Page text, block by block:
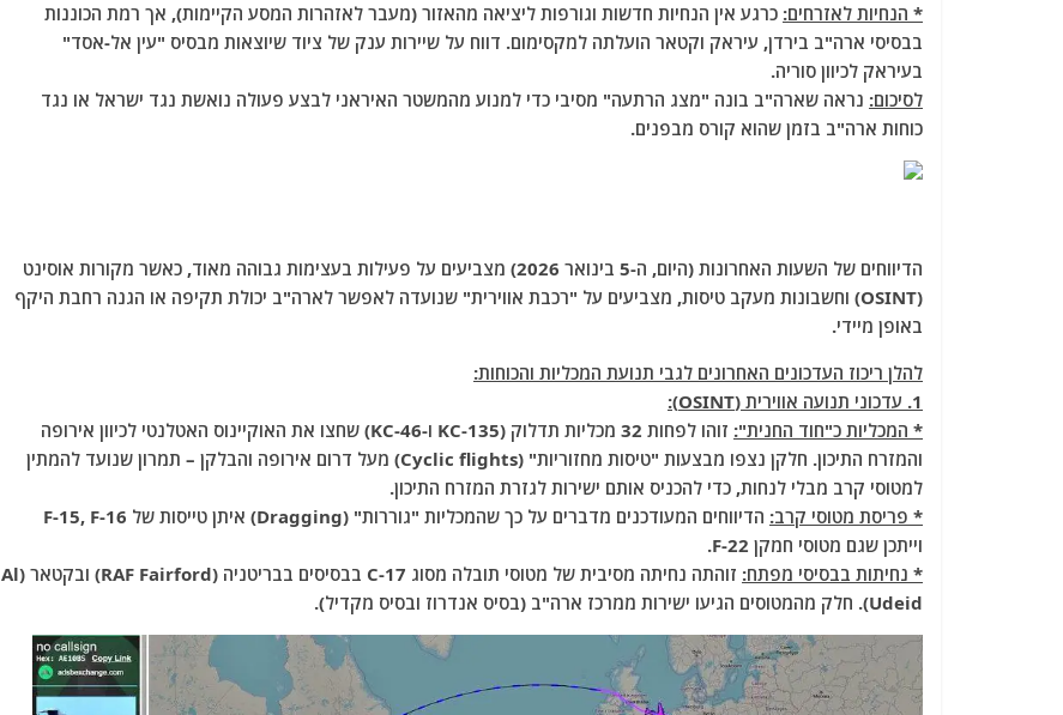
* הנחיות לאזרחים: כרגע אין הנחיות חדשות וגורפות ליציאה מהאזור (מעבר לאזהרות המסע הקיימות), אך רמת הכוננות
בבסיסי ארה"ב בירדן, עיראק וקטאר הועלתה למקסימום. דווח על שיירות ענק של ציוד שיוצאות מבסיס "עין אל-אסד"
בעיראק לכיוון סוריה.
לסיכום: נראה שארה"ב בונה "מצג הרתעה" מסיבי כדי למנוע מהמשטר האיראני לבצע פעולה נואשת נגד ישראל או נגד
כוחות ארה"ב בזמן שהוא קורס מבפנים.
הדיווחים של השעות האחרונות (היום, ה-5 בינואר 2026) מצביעים על פעילות בעצימות גבוהה מאוד, כאשר מקורות אוסינט
(OSINT) וחשבונות מעקב טיסות, מצביעים על "רכבת אווירית" שנועדה לאפשר לארה"ב יכולת תקיפה או הגנה רחבת היקף
באופן מיידי.
להלן ריכוז העדכונים האחרונים לגבי תנועת המכליות והכוחות:
1. עדכוני תנועה אווירית (OSINT):
* המכליות כ"חוד החנית":
זוהו לפחות 32 מכליות תדלוק (KC-135 ו-KC-46) שחצו את האוקיינוס האטלנטי לכיוון אירופה
והמזרח התיכון. חלקן נצפו מבצעות "טיסות מחזוריות" (Cyclic flights) מעל דרום אירופה והבלקן – תמרון שנועד להמתין
למטוסי קרב מבלי לנחות, כדי להכניס אותם ישירות לגזרת המזרח התיכון.
* פריסת מטוסי קרב:
הדיווחים המעודכנים מדברים על כך שהמכליות "גוררות" (Dragging) איתן טייסות של F-15, F-16
וייתכן שגם מטוסי חמקן F-22.
* נחיתות בבסיסי מפתח:
זוהתה נחיתה מסיבית של מטוסי תובלה מסוג C-17 בבסיסים בבריטניה (RAF Fairford) ובקטאר (Al
Udeid). חלק מהמטוסים הגיעו ישירות ממרכז ארה"ב (בסיס אנדרוז ובסיס מקדיל).